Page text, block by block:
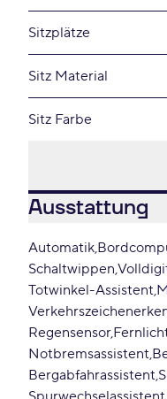
Sitzplätze
Sitz Material
Sitz Farbe
Ausstattung
Automatik
Schaltwippen
Totwinkel-Assistent
Regensensor
Notbremsassistent
Bergabfahrassistent